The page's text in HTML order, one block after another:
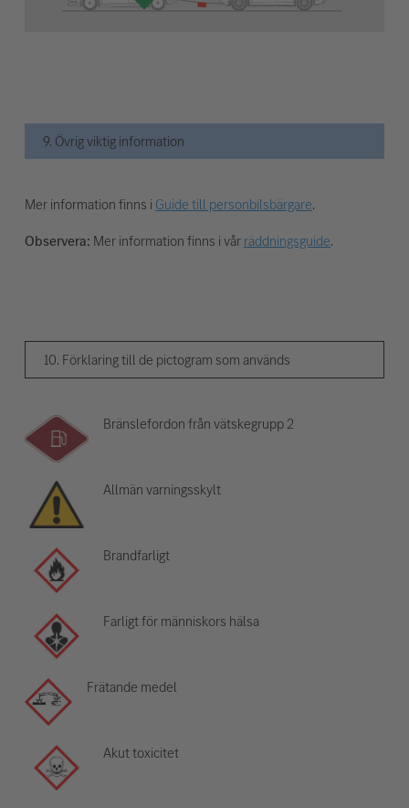
9. Övrig viktig information
Mer information finns i Guide till personbilsbärgare.
Observera: Mer information finns i vårräddningsguide.
10. Förklaring till de pictogram som används
Bränslefordon från vätskegrupp 2
Allmän varningsskylt
Brandfarligt
Farligt för människors hälsa
Frätande medel
Akut toxicitet